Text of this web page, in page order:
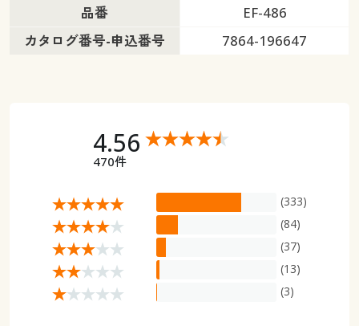
品番
EF-486
カタログ番号-申込番号
7864-196647
4.56
470件
(333)
(84)
(37)
(13)
(3)